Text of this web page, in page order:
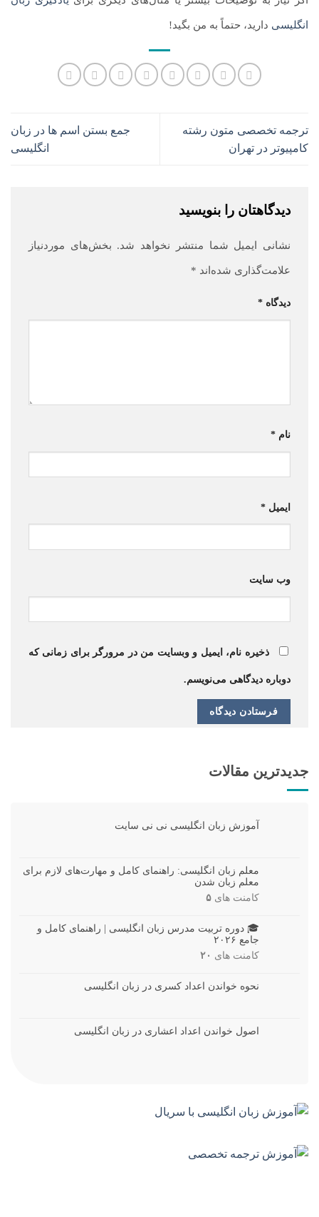
جدیدترین مقالات
آموزش زبان انگلیسی نی نی سایت
معلم زبان انگلیسی: راهنمای کامل و مهارت‌های لازم برای
معلم زبان شدن
کامنت های ۵
🎓 دوره تربیت مدرس زبان انگلیسی | راهنمای کامل و
جامع ۲۰۲۶
کامنت های ۲۰
نحوه خواندن اعداد کسری در زبان انگلیسی
اصول خواندن اعداد اعشاری در زبان انگلیسی
انگلیسی دارید، حتماً به من بگید!
ترجمه تخصصی متون رشته
کامپیوتر در تهران
جمع بستن اسم ها در زبان
انگلیسی
دیدگاهتان را بنویسید
نشانی ایمیل شما منتشر نخواهد شد. بخش‌های موردنیاز
علامت‌گذاری شده‌اند *
دیدگاه *
نام *
ایمیل *
وب‌ سایت
ذخیره نام، ایمیل و وبسایت من در مرورگر برای زمانی که
دوباره دیدگاهی می‌نویسم.